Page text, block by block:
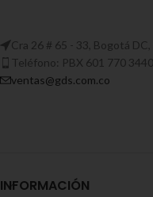
Cra 26 # 65 - 33, Bogotá
Teléfono: PBX 601 770
ventas@gds.com.co
INFORMACIÓN